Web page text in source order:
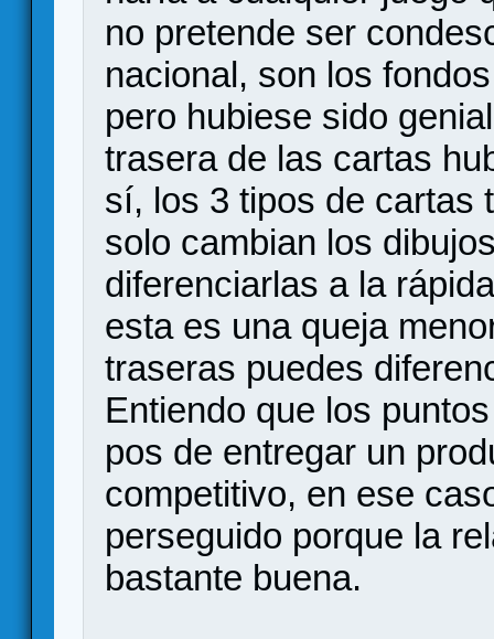
no pretende ser
nacional, son los
pero hubiese sido
trasera de las cartas
sí, los 3 tipos de cartas
solo cambian los
diferenciarlas a la
esta es una queja
traseras puedes
Entiendo que los
pos de entregar un
competitivo, en ese
perseguido porque la
bastante buena.